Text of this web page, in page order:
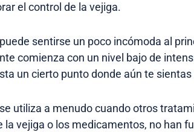
el control de la vejiga.
sentirse un poco incómoda al
comienza con un nivel bajo de
un cierto punto donde aún te
utiliza a menudo cuando otros
vejiga o los medicamentos, no han